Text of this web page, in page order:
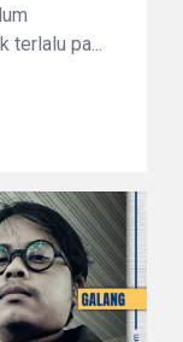
terlalu pa...